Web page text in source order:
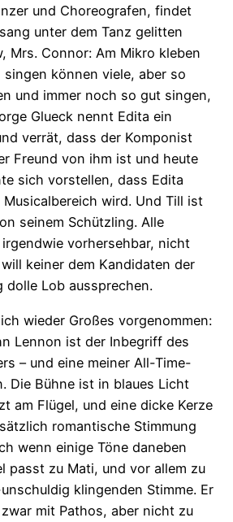
und Choreografen, findet
unter dem Tanz gelitten
Mrs. Connor: Am Mikro kleben
singen können viele, aber so
und immer noch so gut singen,
Glueck nennt Edita ein
verrät, dass der Komponist
Freund von ihm ist und heute
sich vorstellen, dass Edita
Musicalbereich wird. Und Till ist
seinem Schützling. Alle
vorhersehbar, nicht
keiner dem Kandidaten der
dolle Lob aussprechen.
wieder Großes vorgenommen:
Lennon ist der Inbegriff des
– und eine meiner All-Time-
Die Bühne ist in blaues Licht
am Flügel, und eine dicke Kerze
romantische Stimmung
wenn einige Töne daneben
passt zu Mati, und vor allem zu
klingenden Stimme. Er
mit Pathos, aber nicht zu